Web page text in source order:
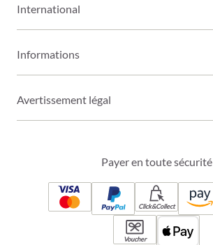
International
Informations
Avertissement légal
Payer en toute sécurité
Click&Collect
Voucher